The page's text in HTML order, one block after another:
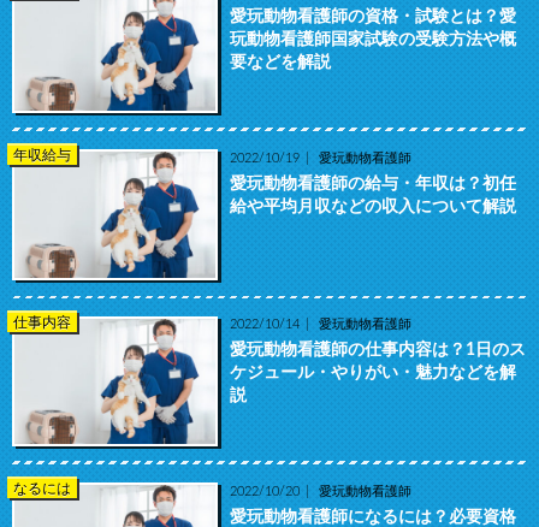
愛玩動物看護師の資格・試験とは？愛
玩動物看護師国家試験の受験方法や概
要などを解説
年収給与 2022/10/19 愛玩動物看護師
愛玩動物看護師の給与・年収は？初任
給や平均月収などの収入について解説
仕事内容 2022/10/14 愛玩動物看護師
愛玩動物看護師の仕事内容は？1日のス
ケジュール・やりがい・魅力などを解
説
なるには 2022/10/20 愛玩動物看護師
愛玩動物看護師になるには？必要資格